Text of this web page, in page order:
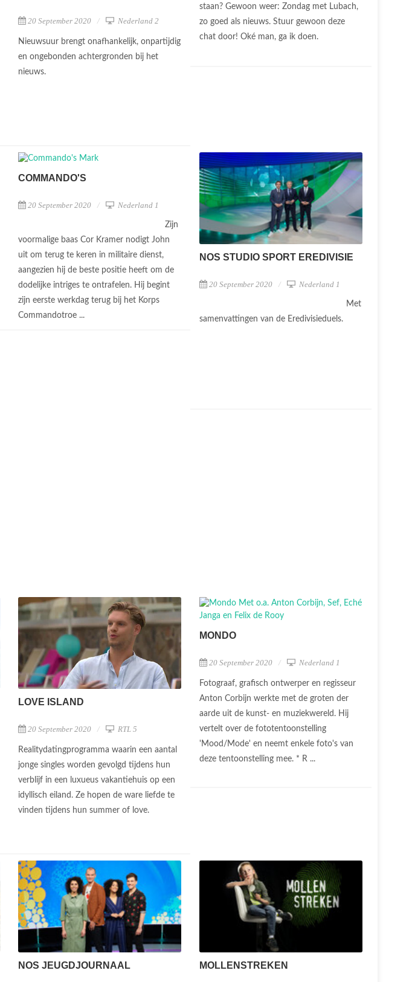
20 September 2020 Nederland 2
Nieuwsuur brengt onafhankelijk, onpartijdig
en ongebonden achtergronden bij het
nieuws.
staan? Gewoon weer: Zondag met Lubach,
zo goed als nieuws. Stuur gewoon deze
chat door! Oké man, ga ik doen.
COMMANDO'S
20 September 2020 Nederland 1
Zijn
voormalige baas Cor Kramer nodigt John
uit om terug te keren in militaire dienst,
aangezien hij de beste positie heeft om de
dodelijke intriges te ontrafelen. Hij begint
zijn eerste werkdag terug bij het Korps
Commandotroe ...
NOS STUDIO SPORT EREDIVISIE
20 September 2020 Nederland 1
Met
samenvattingen van de Eredivisieduels.
LOVE ISLAND
20 September 2020 RTL 5
Realitydatingprogramma waarin een aantal
jonge singles worden gevolgd tijdens hun
verblijf in een luxueus vakantiehuis op een
idyllisch eiland. Ze hopen de ware liefde te
vinden tijdens hun summer of love.
MONDO
20 September 2020 Nederland 1
Fotograaf, grafisch ontwerper en regisseur
Anton Corbijn werkte met de groten der
aarde uit de kunst- en muziekwereld. Hij
vertelt over de fototentoonstelling
'Mood/Mode' en neemt enkele foto's van
deze tentoonstelling mee. * R ...
NOS JEUGDJOURNAAL MOLLENSTREKEN